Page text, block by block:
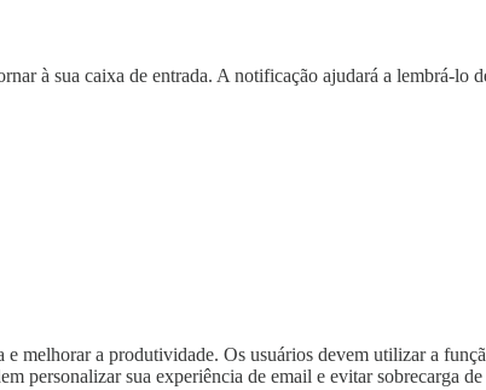
à sua caixa de entrada. A notificação ajudará a lembrá-lo
melhorar a produtividade. Os usuários devem utilizar a
personalizar sua experiência de email e evitar sobrecarga